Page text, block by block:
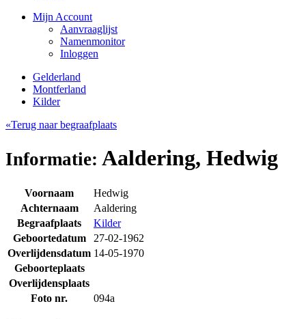
Mijn Account
Aanvraaglijst
Namenmonitor
Inloggen
Gelderland
Montferland
Kilder
«Terug naar begraafplaats
Informatie: Aaldering, Hedwig
Voornaam
Hedwig
Achternaam
Aaldering
Begraafplaats
Kilder
Geboortedatum
27-02-1962
Overlijdensdatum 14-05-1970
Geboorteplaats
Overlijdensplaats
Foto nr.
094a